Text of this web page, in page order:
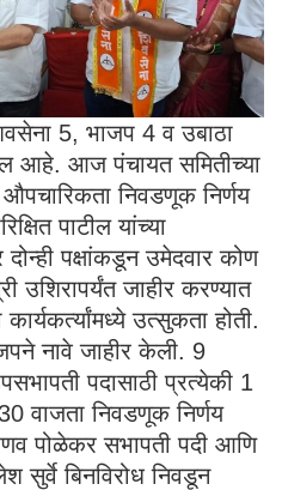
5, भाजप 4 व उबाठा
आहे. आज पंचायत समितीच्या
निवडणूक निर्णय
पाटील यांच्या
पक्षांकडून उमेदवार कोण
उशिरापर्यंत जाहीर करण्यात
उत्सुकता होती.
नावे जाहीर केली. 9
पदासाठी प्रत्येकी 1
वाजता निवडणूक निर्णय
पोळेकर सभापती पदी आणि
सुर्वे बिनविरोध निवडून